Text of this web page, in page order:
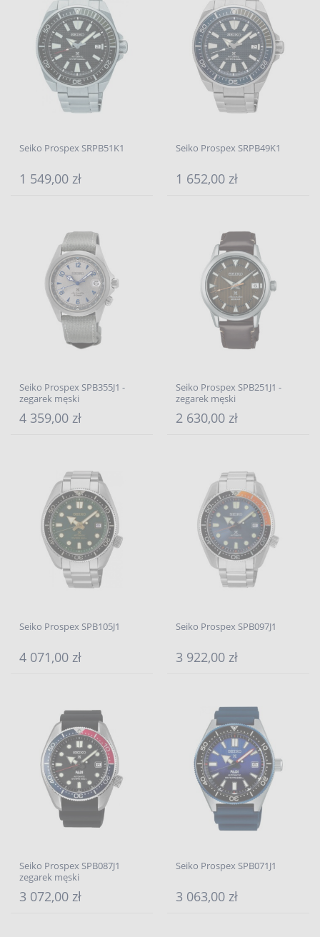
Seiko Prospex SRPB51K1
1 549,00 zł
Seiko Prospex SRPB49K1
1 652,00 zł
Seiko Prospex SPB355J1 -
zegarek męski
4 359,00 zł
Seiko Prospex SPB251J1 -
zegarek męski
2 630,00 zł
Seiko Prospex SPB105J1
4 071,00 zł
Seiko Prospex SPB097J1
3 922,00 zł
Seiko Prospex SPB087J1
zegarek męski
3 072,00 zł
Seiko Prospex SPB071J1
3 063,00 zł